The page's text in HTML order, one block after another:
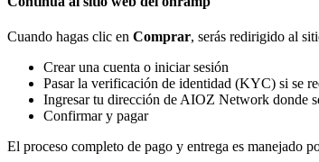
Cuando hagas clic en Comprar, serás redirigido al
Crear una cuenta o iniciar sesión
Pasar la verificación de identidad (KYC) si se
Ingresar tu dirección de AIOZ Network donde
Confirmar y pagar
El proceso completo de pago y entrega es manejado